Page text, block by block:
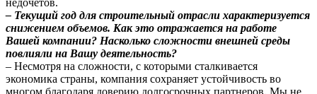
– Текущий год для строительный отрасли характеризуется
снижением объемов. Как это отражается на работе
Вашей компании? Насколько сложности внешней среды
повлияли на Вашу деятельность?
– Несмотря на сложности, с которыми сталкивается
экономика страны, компания сохраняет устойчивость во
многом благодаря доверию долгосрочных партнеров. Мы не